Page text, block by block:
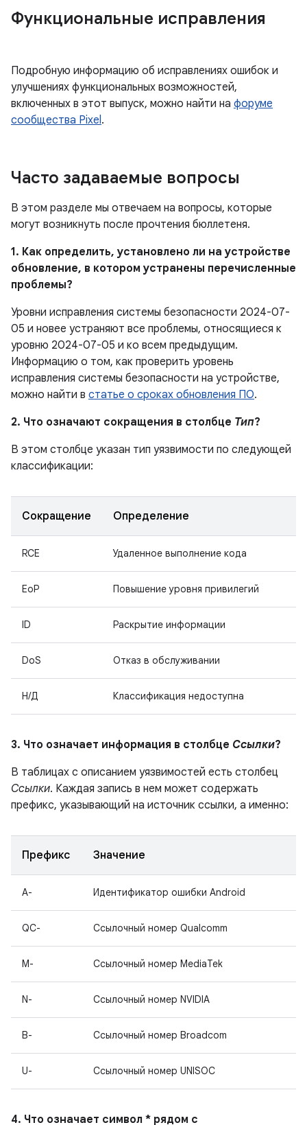
Функциональные исправления
Подробную информацию об исправлениях ошибок и
улучшениях функциональных возможностей,
включенных в этот выпуск, можно найти на форуме
сообщества Pixel.
Часто задаваемые вопросы
В этом разделе мы отвечаем на вопросы, которые
могут возникнуть после прочтения бюллетеня.
1. Как определить, установлено ли на устройстве
обновление, в котором устранены перечисленные
проблемы?
Уровни исправления системы безопасности 2024-07-
05 и новее устраняют все проблемы, относящиеся к
уровню 2024-07-05 и ко всем предыдущим.
Информацию о том, как проверить уровень
исправления системы безопасности на устройстве,
можно найти в статье о сроках обновления ПО.
2. Что означают сокращения в столбце Тип?
В этом столбце указан тип уязвимости по следующей
классификации:
Сокращение Определение
RCE Удаленное выполнение кода
EoP Повышение уровня привилегий
ID Раскрытие информации
DoS Отказ в обслуживании
Н/Д Классификация недоступна
3. Что означает информация в столбце Ссылки?
В таблицах с описанием уязвимостей есть столбец
Ссылки. Каждая запись в нем может содержать
префикс, указывающий на источник ссылки, а именно:
Префикс Значение
A- Идентификатор ошибки Android
QC- Ссылочный номер Qualcomm
M- Ссылочный номер MediaTek
N- Ссылочный номер NVIDIA
B- Ссылочный номер Broadcom
U- Ссылочный номер UNISOC
4. Что означает символ * рядом с